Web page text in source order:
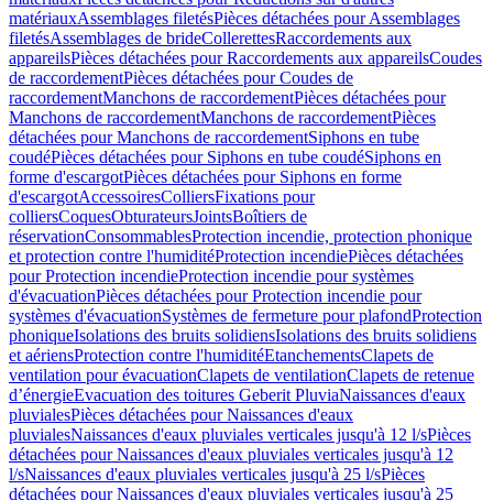
matériauxAssemblages filetésPièces détachées pour Assemblages
filetésAssemblages de brideCollerettesRaccordements aux
appareilsPièces détachées pour Raccordements aux appareilsCoudes
de raccordementPièces détachées pour Coudes de
raccordementManchons de raccordementPièces détachées pour
Manchons de raccordementManchons de raccordementPièces
détachées pour Manchons de raccordementSiphons en tube
coudéPièces détachées pour Siphons en tube coudéSiphons en
forme d'escargotPièces détachées pour Siphons en forme
d'escargotAccessoiresColliersFixations pour
colliersCoquesObturateursJointsBoîtiers de
réservationConsommablesProtection incendie, protection phonique
et protection contre l'humiditéProtection incendiePièces détachées
pour Protection incendieProtection incendie pour systèmes
d'évacuationPièces détachées pour Protection incendie pour
systèmes d'évacuationSystèmes de fermeture pour plafondProtection
phoniqueIsolations des bruits solidiensIsolations des bruits solidiens
et aériensProtection contre l'humiditéEtanchementsClapets de
ventilation pour évacuationClapets de ventilationClapets de retenue
d’énergieEvacuation des toitures Geberit PluviaNaissances d'eaux
pluvialesPièces détachées pour Naissances d'eaux
pluvialesNaissances d'eaux pluviales verticales jusqu'à 12 l/sPièces
détachées pour Naissances d'eaux pluviales verticales jusqu'à 12
l/sNaissances d'eaux pluviales verticales jusqu'à 25 l/sPièces
détachées pour Naissances d'eaux pluviales verticales jusqu'à 25